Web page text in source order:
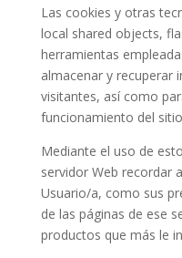
Las cookies y otras
local shared objects,
herramientas
almacenar y recuperar
visitantes, así como
funcionamiento del
Mediante el uso de
servidor Web recordar
Usuario/a, como sus
de las páginas de ese
productos que más le